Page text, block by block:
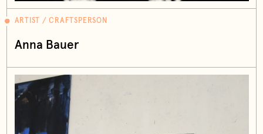
ARTIST / CRAFTSPERSON
Anna Bauer